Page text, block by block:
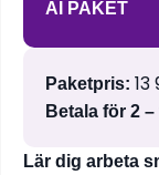
AI PAKET
Paketpris:
Betala för 2
Lär dig arbeta